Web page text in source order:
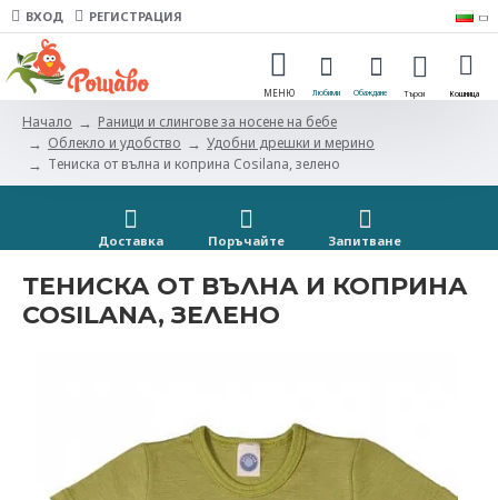
ВХОД РЕГИСТРАЦИЯ
Начало
Раници и слингове за носене на бебе
Облекло и удобство
Удобни дрешки и мерино
Тениска от вълна и коприна Cosilana, зелено
Доставка Поръчайте Запитванe
ТЕНИСКА ОТ ВЪЛНА И КОПРИНА
COSILANA, ЗЕЛЕНО